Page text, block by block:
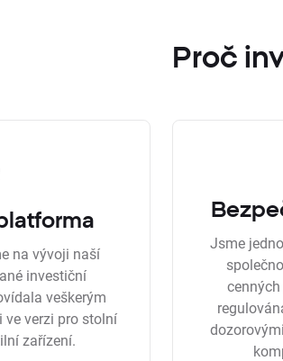
Proč
na vývoji naší
investiční
veškerým
ve verzi pro stolní
zařízení.
Jsme